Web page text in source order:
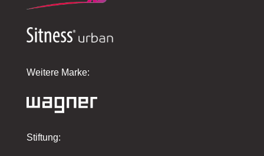
Weitere Marke:
Stiftung: